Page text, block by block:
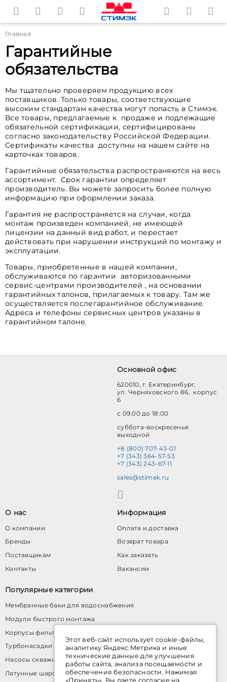
Главная
Гарантийные
обязательства
Мы тщательно проверяем продукцию всех
поставщиков. Только товары, соответствующие
высоким стандартам качества могут попасть в Стимэк.
Все товары, предлагаемые к продаже и подлежащие
обязательной сертификации, сертифицированы
согласно законодательству Российской Федерации.
Сертификаты качества доступны на нашем сайте на
карточках товаров.
Гарантийные обязательства распространяются на весь
ассортимент. Срок гарантии определяет
производитель. Вы можете запросить более полную
информацию при оформлении заказа.
Гарантия не распространяется на случаи, когда
монтаж произведен компанией, не имеющей
лицензии на данный вид работ, и перестает
действовать при нарушении инструкций по монтажу и
эксплуатации.
Товары, приобретенные в нашей компании,
обслуживаются по гарантии авторизованными
сервис-центрами производителей , на основании
гарантийных талонов, прилагаемых к товару. Там же
осуществляется послегарантийное обслуживание.
Адреса и телефоны сервисных центров указаны в
гарантийном талоне.
Основной офис
620010, г. Екатеринбург,
ул. Черняховского 86, корпус
6
с 09:00 до 18:00
суббота-воскресенье
выходной
+8 (800) 707-43-01
+7 (343) 364-57-53
+7 (343) 243-67-11
sales@stimek.ru
О нас
О компании
Бренды
Поставщикам
Контакты
Информация
Оплата и доставка
Возврат товара
Как заказать
Вакансии
Популярные категории
Мембранные баки для водоснабжения
Модули быстрого монтажа
Корпусы фильтров
Турбонасадки
Насосы скважинные
Латунные шаровые краны
Этот веб-сайт использует cookie-файлы,
аналитику Яндекс.Метрика и иные
технические данные для улучшения
работы сайта, анализа посещаемости и
обеспечения безопасности. Нажимая
«Принять», Вы даете согласие на